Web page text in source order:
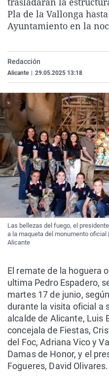
Pla de la Vallonga
Ayuntamiento en la
Redacción
Alicante 29.05.2025 13:18
Las bellezas del fuego, el
a la maqueta del monumento oficial
Alicante
El remate de la hoguera
ultima Pedro Espadero,
martes 17 de junio,
durante la visita oficial a
alcalde de Alicante, Luis
concejala de Fiestas,
del Foc, Adriana Vico y
Damas de Honor, y el
Fogueres, David Olivares.